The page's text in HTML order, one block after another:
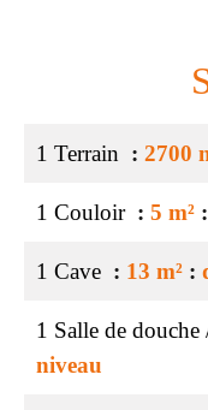
1 Terrain 2700
1 Couloir 5 m²
1 Cave 13 m²
1 Salle de douche
niveau